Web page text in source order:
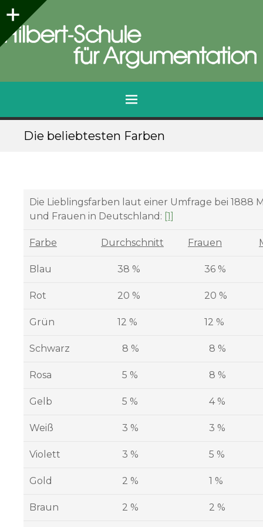
Seitenleiste
Menü
Zum
Inhalt
Die beliebtesten Farben
Die Lieblingsfarben laut einer Umfrage bei 1888
und Frauen in Deutschland: [1]
Farbe Durchschnitt Frauen
Blau 38 % 36 %
Rot 20 % 20 %
Grün 12 % 12 %
Schwarz 8 % 8 %
Rosa 5 % 8 %
Gelb 5 % 4 %
Weiß 3 % 3 %
Violett 3 % 5 %
Gold 2 % 1 %
Braun 2 % 2 %